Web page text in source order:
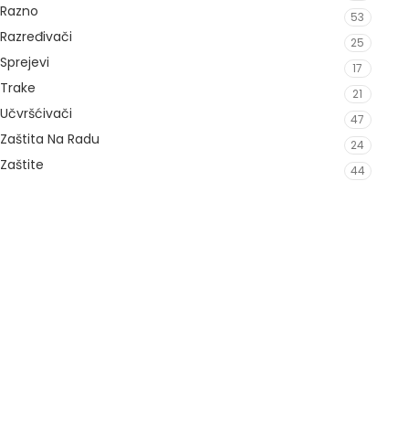
Razno 53
Razređivači 25
Sprejevi 17
Trake 21
Učvršćivači 47
Zaštita Na Radu 24
Zaštite 44